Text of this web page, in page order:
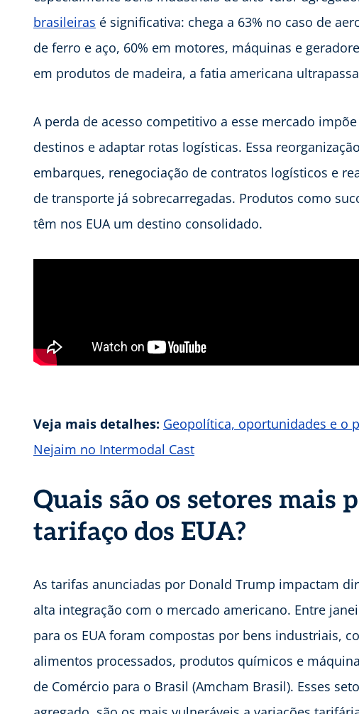
brasileiras é significativa: chega a 63% no caso de
de ferro e aço, 60% em motores, máquinas e
em produtos de madeira, a fatia americana
A perda de acesso competitivo a esse mercado
destinos e adaptar rotas logísticas. Essa
embarques, renegociação de contratos logísticos e
de transporte já sobrecarregadas. Produtos como
têm nos EUA um destino consolidado.
Veja mais detalhes: Geopolítica, oportunidades e o
Nejaim no Intermodal Cast
Quais são os setores mais
tarifaço dos EUA?
As tarifas anunciadas por Donald Trump impactam
alta integração com o mercado americano. Entre
para os EUA foram compostas por bens industriais,
alimentos processados, produtos químicos e
de Comércio para o Brasil (Amcham Brasil). Esses